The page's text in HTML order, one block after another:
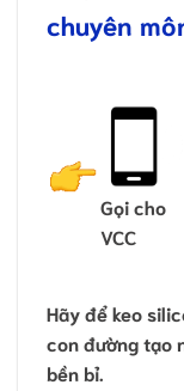
chuyên
Gọi cho
VCC
Hãy để keo
con đường tạo
bền bỉ.